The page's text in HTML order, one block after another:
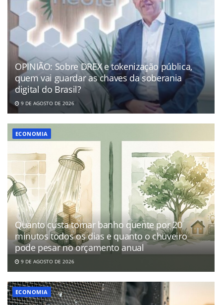
OPINIÃO: Sobre DREX e tokenização pública,
quem vai guardar as chaves da soberania
digital do Brasil?
9 DE AGOSTO DE 2026
ECONOMIA
Quanto custa tomar banho quente por 20
minutos todos os dias e quanto o chuveiro
pode pesar no orçamento anual
9 DE AGOSTO DE 2026
ECONOMIA